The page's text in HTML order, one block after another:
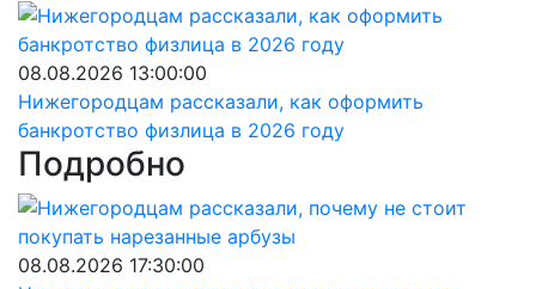
08.08.2026 13:00:00
Нижегородцам рассказали, как оформить
банкротство физлица в 2026 году
Подробно
08.08.2026 17:30:00